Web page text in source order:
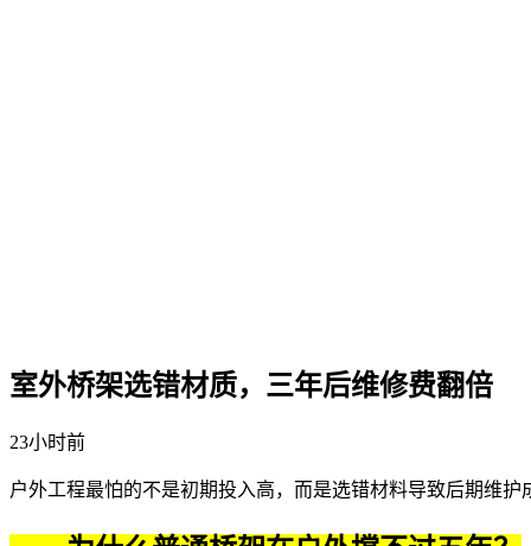
室外桥架选错材质，三年后维修费翻倍
23小时前
户外工程最怕的不是初期投入高，而是选错材料导致后期维护